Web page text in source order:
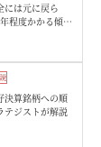
には元に戻ら
程度かかる傾
算銘柄への順
ジストが解説